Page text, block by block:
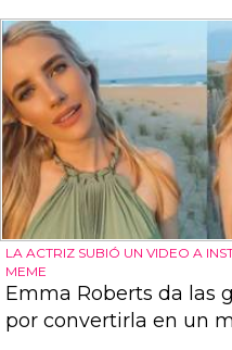
LA ACTRIZ SUBIÓ UN VIDEO A
MEME
Emma Roberts da las
por convertirla en un